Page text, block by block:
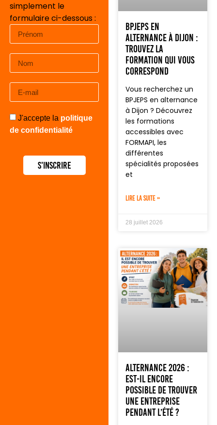
simplement le
formulaire ci-dessous :
J'accepte la politique
de confidentialité
S'inscrire
BPJEPS en
alternance à Dijon :
trouvez la
formation qui vous
correspond
Vous recherchez un
BPJEPS en alternance
à Dijon ? Découvrez
les formations
accessibles avec
FORMAPI, les
différentes
spécialités proposées
et
LIRE LA SUITE »
28 juillet 2026
Alternance 2026 :
est-il encore
possible de trouver
une entreprise
pendant l’été ?